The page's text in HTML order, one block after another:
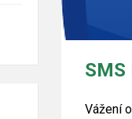
SMS
Vážení